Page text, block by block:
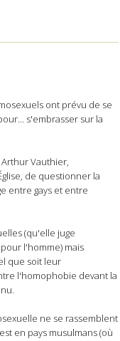
ont prévu de se
s'embrasser sur la
Vauthier,
de questionner la
entre gays et entre
(qu'elle juge
l'homme) mais
que soit leur
l'homophobie devant la
ne se rassemblent
en pays musulmans (où